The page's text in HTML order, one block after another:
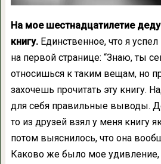
На мое шестнадцатилетие
книгу. Единственное, что я
на первой странице: “Знаю, ты
относишься к таким вещам, но
захочешь прочитать эту книгу.
для себя правильные выводы.
то из друзей взял у меня книгу
потом выяснилось, что она
Каково же было мое удивление,